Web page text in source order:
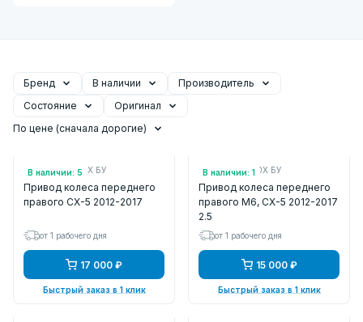
Бренд В наличии
Производитель
Состояние
Оригинал
По цене (сначала дорогие)
В наличии: 5
Арт.: FTB82550X БУ
Привод колеса переднего
правого CX-5 2012-2017
от 1 рабочего дня
17 000 ₽
Быстрый заказ в 1 клик
В наличии: 1
Арт.: FTB62550X БУ
Привод колеса переднего
правого M6, CX-5 2012-2017
2.5
от 1 рабочего дня
15 000 ₽
Быстрый заказ в 1 клик